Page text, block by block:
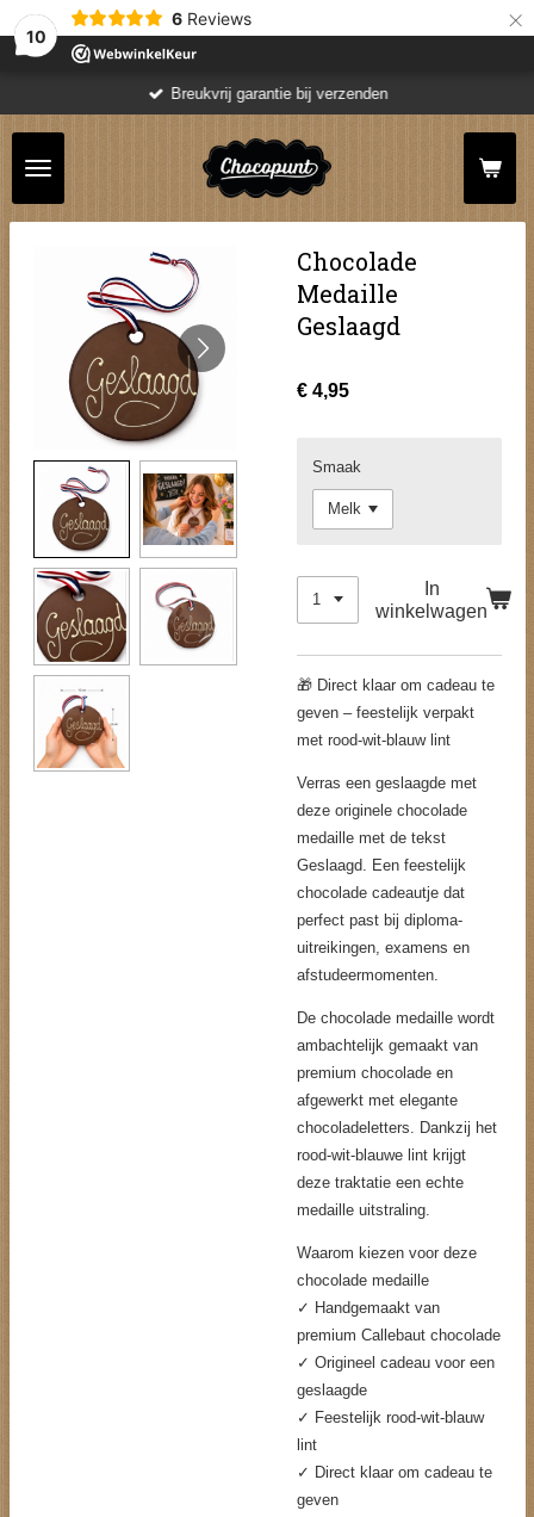
10
6 Reviews ×
Breukvrij garantie bij verzenden
Chocolade
Medaille
Geslaagd
€ 4,95
Smaak
In
winkelwagen
🎁 Direct klaar om cadeau te
geven – feestelijk verpakt
met rood-wit-blauw lint
Verras een geslaagde met
deze originele chocolade
medaille met de tekst
Geslaagd. Een feestelijk
chocolade cadeautje dat
perfect past bij diploma-
uitreikingen, examens en
afstudeermomenten.
De chocolade medaille wordt
ambachtelijk gemaakt van
premium chocolade en
afgewerkt met elegante
chocoladeletters. Dankzij het
rood-wit-blauwe lint krijgt
deze traktatie een echte
medaille uitstraling.
Waarom kiezen voor deze
chocolade medaille
✓ Handgemaakt van
premium Callebaut chocolade
✓ Origineel cadeau voor een
geslaagde
✓ Feestelijk rood-wit-blauw
lint
✓ Direct klaar om cadeau te
geven